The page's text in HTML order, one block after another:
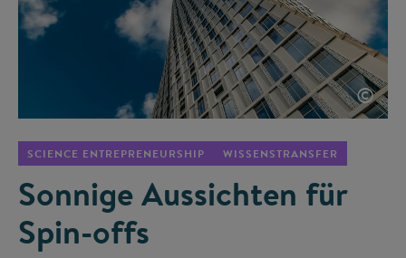
©
SCIENCE ENTREPRENEURSHIP WISSENSTRANSFER
Sonnige Aussichten für
Spin-offs